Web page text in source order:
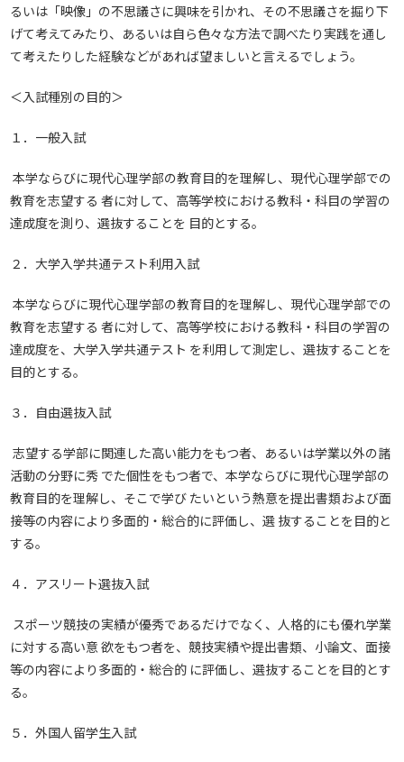
るいは「映像」の不思議さに興味を引かれ、その不思議さを掘り下
げて考えてみたり、あるいは自ら色々な方法で調べたり実践を通し
て考えたりした経験などがあれば望ましいと言えるでしょう。
＜入試種別の目的＞
１．一般入試
本学ならびに現代心理学部の教育目的を理解し、現代心理学部での
教育を志望する 者に対して、高等学校における教科・科目の学習の
達成度を測り、選抜することを 目的とする。
２．大学入学共通テスト利用入試
本学ならびに現代心理学部の教育目的を理解し、現代心理学部での
教育を志望する 者に対して、高等学校における教科・科目の学習の
達成度を、大学入学共通テスト を利用して測定し、選抜することを
目的とする。
３．自由選抜入試
志望する学部に関連した高い能力をもつ者、あるいは学業以外の諸
活動の分野に秀 でた個性をもつ者で、本学ならびに現代心理学部の
教育目的を理解し、そこで学び たいという熱意を提出書類および面
接等の内容により多面的・総合的に評価し、選 抜することを目的と
する。
４．アスリート選抜入試
スポーツ競技の実績が優秀であるだけでなく、人格的にも優れ学業
に対する高い意 欲をもつ者を、競技実績や提出書類、小論文、面接
等の内容により多面的・総合的 に評価し、選抜することを目的とす
る。
５．外国人留学生入試